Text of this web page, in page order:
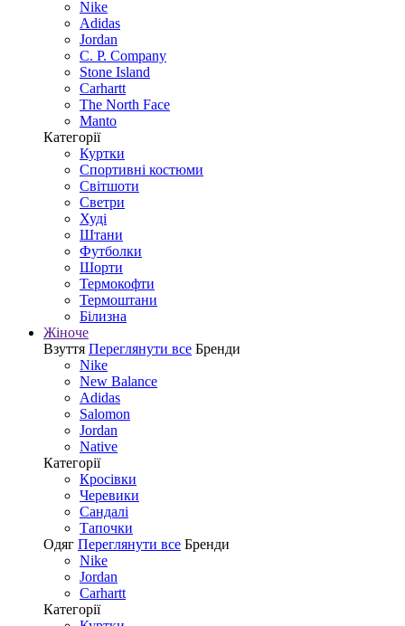
Nike
Adidas
Jordan
C. P. Company
Stone Island
Carhartt
The North Face
Manto
Категорії
Куртки
Спортивні костюми
Світшоти
Светри
Худі
Штани
Футболки
Шорти
Термокофти
Термоштани
Білизна
Жіноче
Взуття Переглянути все Бренди
Nike
New Balance
Adidas
Salomon
Jordan
Native
Категорії
Кросівки
Черевики
Сандалі
Tапочки
Одяг Переглянути все Бренди
Nike
Jordan
Carhartt
Категорії